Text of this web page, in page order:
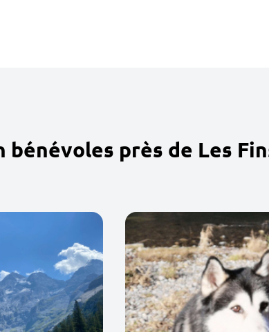
bénévoles près de Les